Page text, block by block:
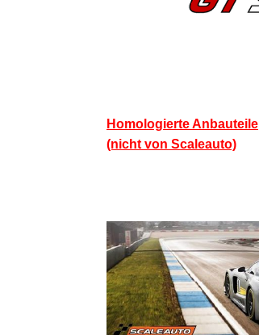
Homologierte Anbauteile
(nicht von Scaleauto)